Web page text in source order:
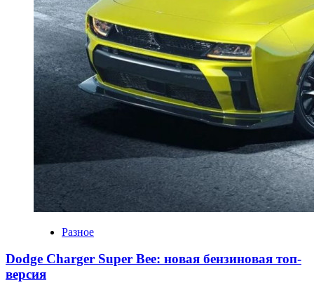
Разное
Dodge Charger Super Bee: новая бензиновая топ-
версия